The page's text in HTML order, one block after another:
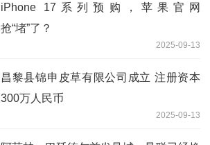
iPhone 17系列预购，苹果官网
抢“堵”了？
2025-09-13
昌黎县锦申皮草有限公司成立 注册资本
300万人民币
2025-09-13